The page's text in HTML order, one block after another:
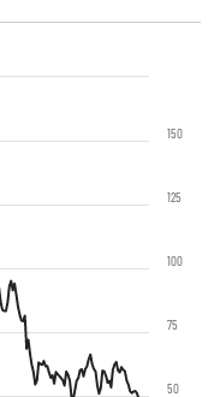
50
75
100
125
150